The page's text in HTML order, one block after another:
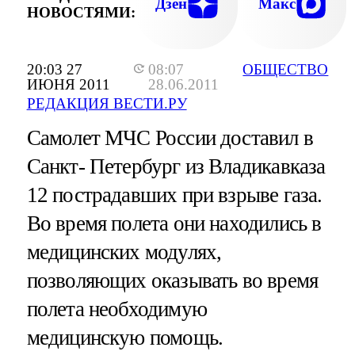
20:03 27
ИЮНЯ 2011
08:07
28.06.2011
РЕДАКЦИЯ ВЕСТИ.РУ
ОБЩЕСТВО
НОВОСТЯМИ:
Дзен Макс
Самолет МЧС России доставил в
Санкт- Петербург из Владикавказа
12 пострадавших при взрыве газа.
Во время полета они находились в
медицинских модулях,
позволяющих оказывать во время
полета необходимую
медицинскую помощь.